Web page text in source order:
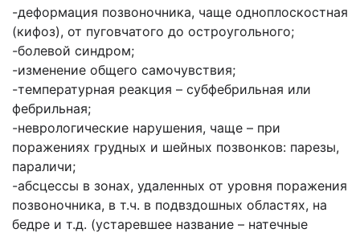
-деформация позвоночника, чаще одноплоскостная
(кифоз), от пуговчатого до остроугольного;
-болевой синдром;
-изменение общего самочувствия;
-температурная реакция – субфебрильная или
фебрильная;
-неврологические нарушения, чаще – при
поражениях грудных и шейных позвонков: парезы,
параличи;
-абсцессы в зонах, удаленных от уровня поражения
позвоночника, в т.ч. в подвздошных областях, на
бедре и т.д. (устаревшее название – натечные